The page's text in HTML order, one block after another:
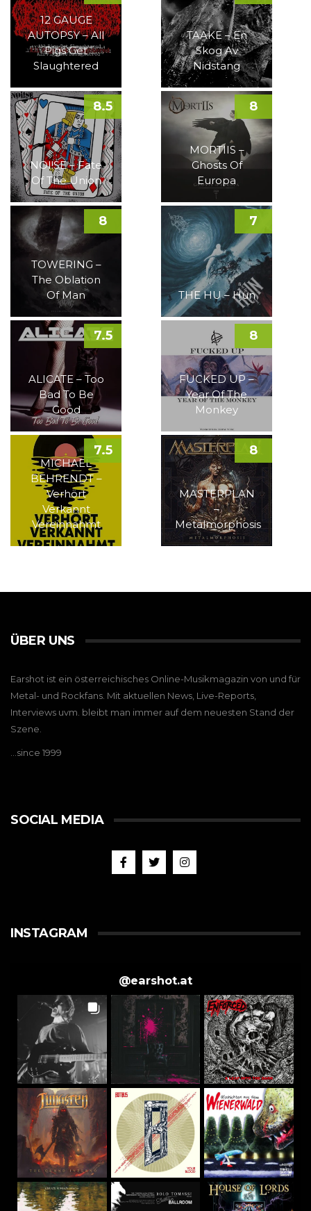
12 GAUGE
AUTOPSY – All
Pigs Get
Slaughtered
TAAKE – En
Skog Av
Nidstang
NOI!SE – Fate
Of The Union
8.5
MORTIIS –
Ghosts Of
Europa
8
TOWERING –
The Oblation
Of Man
8
THE HU – Hun
7
ALICATE – Too
Bad To Be
Good
7.5
FUCKED UP –
Year Of The
Monkey
8
MICHAEL
BEHRENDT –
Verhört
Verkannt
Vereinnahmt
7.5
MASTERPLAN
–
Metalmorphosis
8
ÜBER UNS
Earshot ist ein österreichisches Online-Musikmagazin von und für
Metal- und Rockfans. Mit aktuellen News, Live-Reports,
Interviews uvm. bleibt man immer auf dem neuesten Stand der
Szene.
…since 1999
SOCIAL MEDIA
INSTAGRAM
@earshot.at